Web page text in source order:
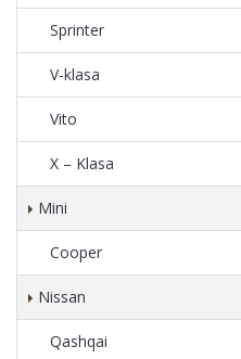
Sprinter
V-klasa
Vito
X – Klasa
Mini
Cooper
Nissan
Qashqai